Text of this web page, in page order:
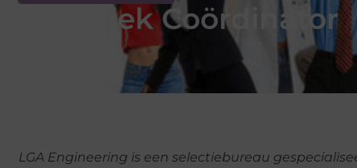
Logistiek Coördinator
LGA Engineering is een selectiebureau